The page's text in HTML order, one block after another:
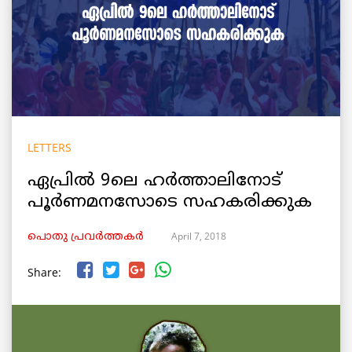
LETTERS
ഏപ്രിൽ 9ലെ ഹര്‍ത്താലിനോട്
പൂർണമനസോടെ സഹകരിക്കുക
പൊതു പ്രവർത്തകർ April 7, 2018
Share: